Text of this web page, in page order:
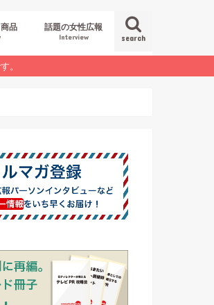
search
品 話題の女性広報
Interview
。